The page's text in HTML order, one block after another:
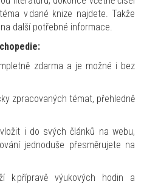
v dané knize najdete. Takže
další potřebné informace.
zdarma a je možné i bez
zpracovaných témat, přehledně
i do svých článků na webu,
jednoduše přesměrujete na
k přípravě výukových hodin a